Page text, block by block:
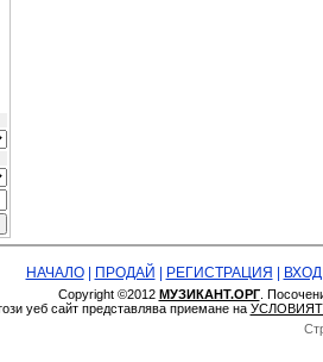
НАЧАЛО| ПРОДАЙ РЕГИСТРАЦИЯ ВХОД
Copyright ©2012 МУЗИКАНТ.ОРГ.
уеб сайт представлява приемане на